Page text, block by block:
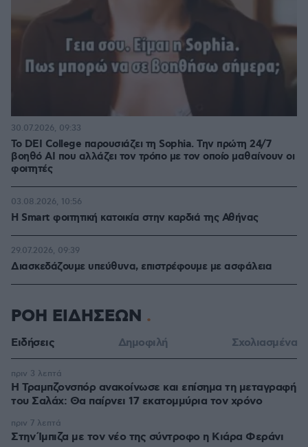
Το DEI College παρουσιάζει τη Sophia. Την πρώτη 24/7
βοηθό AI που αλλάζει τον τρόπο με τον οποίο μαθαίνουν οι
φοιτητές
30.07.2026, 09:33
Η Smart φοιτητική κατοικία στην καρδιά της Αθήνας
03.08.2026, 10:56
Διασκεδάζουμε υπεύθυνα, επιστρέφουμε με ασφάλεια
29.07.2026, 09:39
ΡΟΗ ΕΙΔΗΣΕΩΝ
Ειδήσεις Δημοφιλή Σχολιασμένα
Η Τραμπζονσπόρ ανακοίνωσε και επίσημα τη μεταγραφή
του Σαλάχ: Θα παίρνει 17 εκατομμύρια τον χρόνο
πριν 3 λεπτά
Στην Ίμπιζα με τον νέο της σύντροφο η Κιάρα Φεράνι
πριν 7 λεπτά